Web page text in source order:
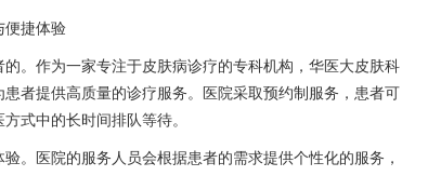
便捷体验
。作为一家专注于皮肤病诊疗的专科机构，华医大皮肤科
者提供高质量的诊疗服务。医院采取预约制服务，患者可
式中的长时间排队等待。
。医院的服务人员会根据患者的需求提供个性化的服务，